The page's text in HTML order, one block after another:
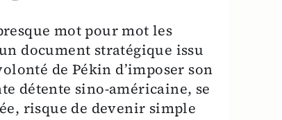
mot pour mot les
document stratégique issu
de Pékin d’imposer son
détente sino-américaine, se
risque de devenir simple